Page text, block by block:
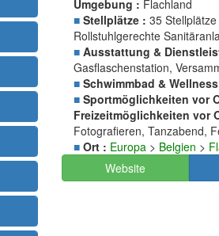
Umgebung : Flachland
■ Stellplätze : 35
Rollstuhlgerechte
■ Ausstattung &
Gasflaschenstation,
■ Schwimmbad &
■ Sportmöglichkeiten vor
Freizeitmöglichkeiten vor
Fotografieren, Tanzabend,
■ Ort : Europa > Belgien >
Website